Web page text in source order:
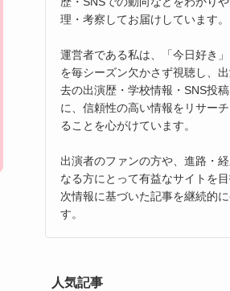
理・考察してお届けしています。
運営者である私は、「今日好き
を毎シーズン欠かさず視聴し、
去の出演歴・学校情報・SNS投
に、信頼性の高い情報をリサー
ることを心がけています。
出演者のファンの方や、進路・
なる方にとって有益なサイトを
次情報に基づいた記事を継続的
す。
人気記事